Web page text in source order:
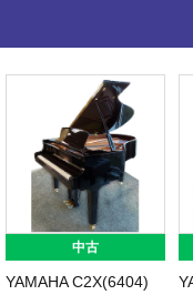
中古
YAMAHA C2X(6404)